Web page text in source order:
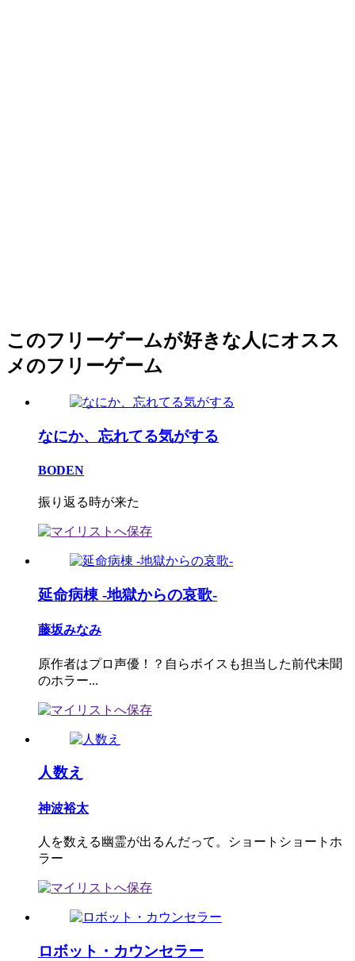
このフリーゲームが好きな人にオスス
メのフリーゲーム
なにか、忘れてる気がする
BODEN
振り返る時が来た
延命病棟 -地獄からの哀歌-
藤坂みなみ
原作者はプロ声優！？自らボイスも担当した前代未聞
のホラー...
人数え
神波裕太
人を数える幽霊が出るんだって。ショートショートホ
ラー
ロボット・カウンセラー